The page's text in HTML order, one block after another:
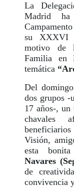
La
Madrid
su XXXVI
motivo de
Familia en
temática
Del
dos grupos
17 años-, un
chavales
Visión,
esta
Navares
de
convivencia